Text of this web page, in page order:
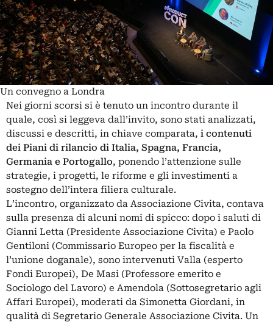
Un convegno a Londra
Nei giorni scorsi si è tenuto un incontro durante il
quale, così si leggeva dall’invito, sono stati analizzati,
discussi e descritti, in chiave comparata, i contenuti
dei Piani di rilancio di Italia, Spagna, Francia,
Germania e Portogallo, ponendo l’attenzione sulle
strategie, i progetti, le riforme e gli investimenti a
sostegno dell’intera filiera culturale.
L’incontro, organizzato da Associazione Civita, contava
sulla presenza di alcuni nomi di spicco: dopo i saluti di
Gianni Letta (Presidente Associazione Civita) e Paolo
Gentiloni (Commissario Europeo per la fiscalità e
l’unione doganale), sono intervenuti Valla (esperto
Fondi Europei), De Masi (Professore emerito e
Sociologo del Lavoro) e Amendola (Sottosegretario agli
Affari Europei), moderati da Simonetta Giordani, in
qualità di Segretario Generale Associazione Civita. Un